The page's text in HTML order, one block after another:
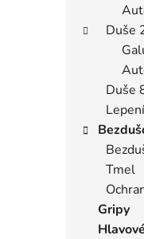
Duše
Duše
Tmel
Gripy